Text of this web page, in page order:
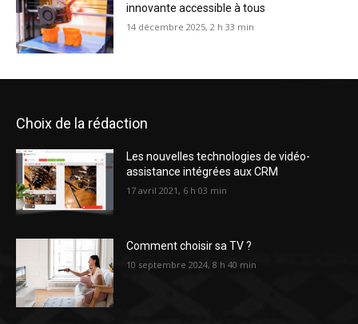
innovante accessible à tous
14 décembre 2025, 2 h 33 min
Choix de la rédaction
Les nouvelles technologies de vidéo-
assistance intégrées aux CRM
17 avril 2021, 6 h 03 min
Comment choisir sa TV ?
10 septembre 2024, 8 h 40 min